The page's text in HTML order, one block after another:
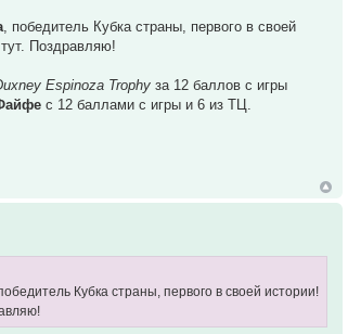
, победитель Кубка страны, первого в своей
Поздравляю!
Espinoza Trophy за 12 баллов с игры
с 12 баллами с игры и 6 из ТЦ.
Кубка страны, первого в своей истории!